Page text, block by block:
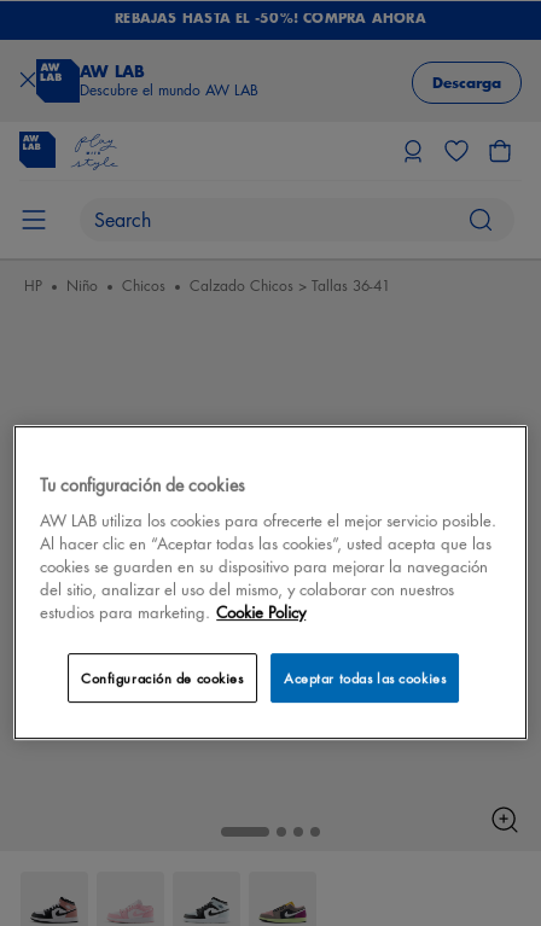
REBAJAS HASTA EL -50%! COMPRA AHORA
AW LAB
Descubre el mundo AW LAB Descarga
HP Niño Chicos Calzado Chicos > Tallas 36-41
Tu configuración de cookies
AW LAB utiliza los cookies para ofrecerte el mejor servicio posible.
Al hacer clic en “Aceptar todas las cookies”, usted acepta que las
cookies se guarden en su dispositivo para mejorar la navegación
del sitio, analizar el uso del mismo, y colaborar con nuestros
estudios para marketing. Cookie Policy
Aceptar todas las cookies
Configuración de cookies